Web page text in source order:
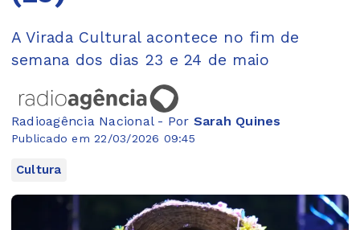
A Virada Cultural acontece no fim de
semana dos dias 23 e 24 de maio
Radioagência Nacional - Por Sarah Quines
Publicado em 22/03/2026 09:45
Cultura